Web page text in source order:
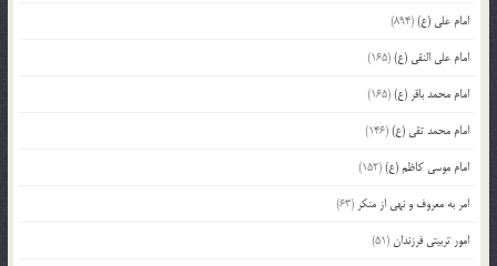
امام علی (ع)(894)
امام علی النقی (ع)(165)
امام محمد باقر (ع)(165)
امام محمد تقی (ع)(146)
امام موسی کاظم (ع)(152)
امر به معروف و نهی از منکر (63)
امور تربیتی فرزندان(51)